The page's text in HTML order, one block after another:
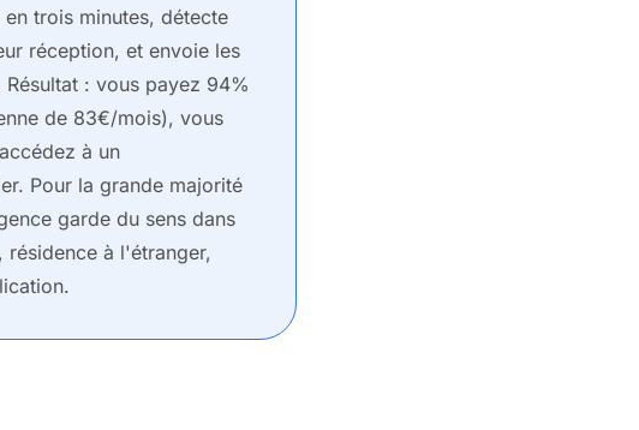
trois minutes, détecte
réception, et envoie les
: vous payez 94%
de 83€/mois), vous
à un
Pour la grande majorité
garde du sens dans
à l'étranger,